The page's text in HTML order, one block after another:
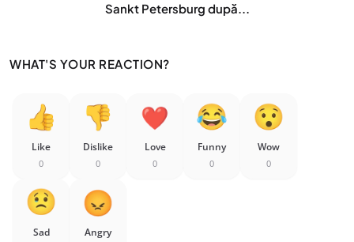
Sankt Petersburg după...
WHAT'S YOUR REACTION?
Like
0
Dislike
0
Love
0
Funny
0
Wow
0
Sad Angry